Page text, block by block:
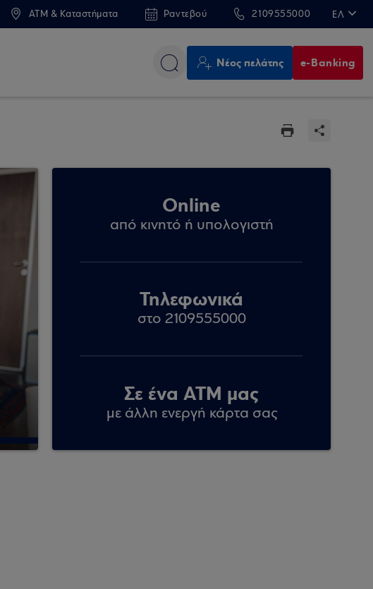
ATM & Καταστήματα Ραντεβού 2109555000 ΕΛ
Νέος πελάτης e-Banking
Online
από κινητό ή υπολογιστή
Τηλεφωνικά
στο 2109555000
Σε ένα ΑΤΜ μας
με άλλη ενεργή κάρτα σας